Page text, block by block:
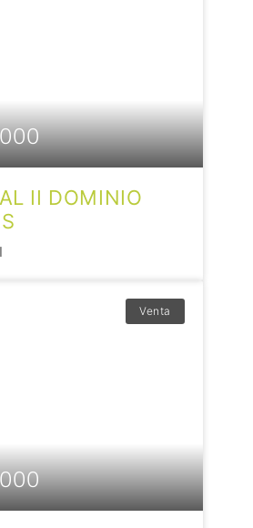
II DOMINIO
Venta